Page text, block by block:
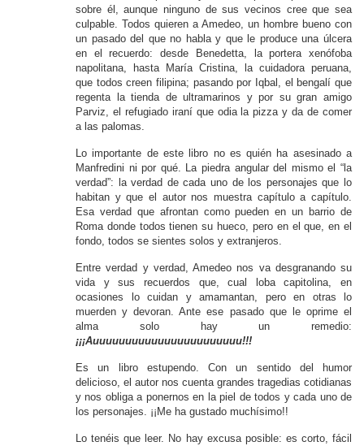
sobre él, aunque ninguno de sus vecinos cree que sea
culpable. Todos quieren a Amedeo, un hombre bueno con
un pasado del que no habla y que le produce una úlcera
en el recuerdo: desde Benedetta, la portera xenófoba
napolitana, hasta María Cristina, la cuidadora peruana,
que todos creen filipina; pasando por Iqbal, el bengalí que
regenta la tienda de ultramarinos y por su gran amigo
Parviz, el refugiado iraní que odia la pizza y da de comer
a las palomas.
Lo importante de este libro no es quién ha asesinado a
Manfredini ni por qué. La piedra angular del mismo el “la
verdad”: la verdad de cada uno de los personajes que lo
habitan y que el autor nos muestra capítulo a capítulo.
Esa verdad que afrontan como pueden en un barrio de
Roma donde todos tienen su hueco, pero en el que, en el
fondo, todos se sientes solos y extranjeros.
Entre verdad y verdad, Amedeo nos va desgranando su
vida y sus recuerdos que, cual loba capitolina, en
ocasiones lo cuidan y amamantan, pero en otras lo
muerden y devoran. Ante ese pasado que le oprime el
alma solo hay un remedio:
¡¡¡Auuuuuuuuuuuuuuuuuuuuuuu!!!
Es un libro estupendo. Con un sentido del humor
delicioso, el autor nos cuenta grandes tragedias cotidianas
y nos obliga a ponernos en la piel de todos y cada uno de
los personajes. ¡¡Me ha gustado muchísimo!!
Lo tenéis que leer. No hay excusa posible: es corto, fácil